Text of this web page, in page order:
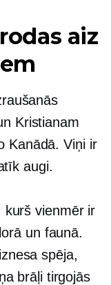
aiz
Kristianam
Kanādā. Viņi ir
augi.
kurš vienmēr ir
un faunā.
spēja,
brāļi tirgojās